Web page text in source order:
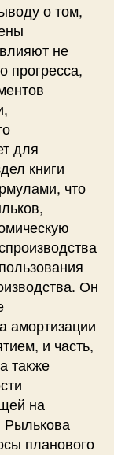
о том,
не
прогресса,
для
книги
что
Он
амортизации
и часть,
также
на
Рылькова
планового